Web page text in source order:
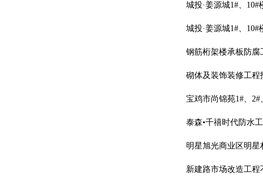
城投·姜源城1#、
城投·姜源城1#、
钢筋桁架楼承板防腐
砌体及装饰装修工程
宝鸡市尚锦苑1#、
泰森•千禧时代防水
明星旭光商业区明
新建路市场改造工